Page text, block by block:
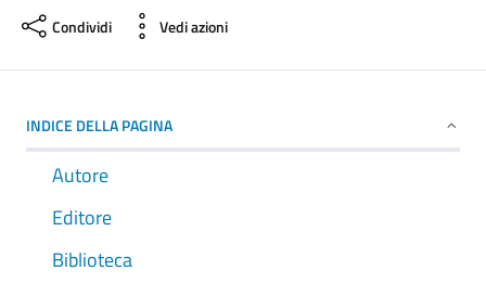
Condividi Vedi azioni
INDICE DELLA PAGINA
Autore
Editore
Biblioteca